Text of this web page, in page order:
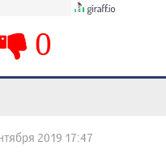
0
2019 17:47